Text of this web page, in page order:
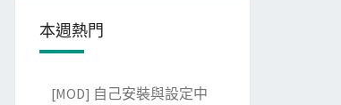
本週熱門
[MOD] 自己安裝與設定中